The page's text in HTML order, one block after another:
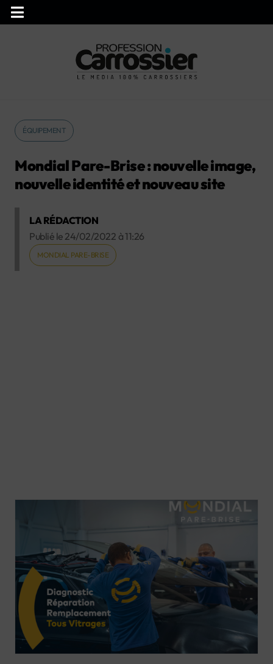
ÉQUIPEMENT
Mondial Pare-Brise : nouvelle image,
nouvelle identité et nouveau site
LA RÉDACTION
Publié le 24/02/2022 à 11:26
MONDIAL PARE-BRISE